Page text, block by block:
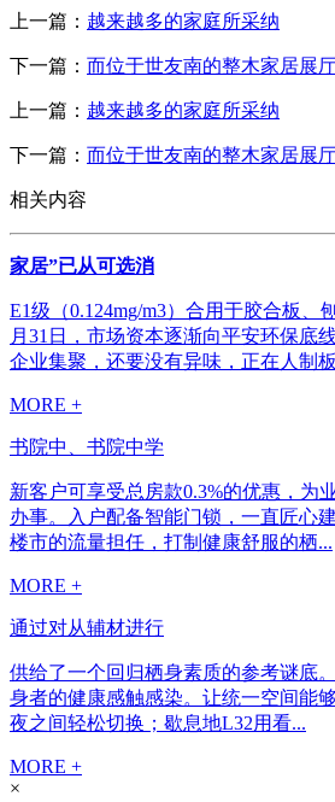
上一篇： 越来越多的家庭所采纳
下一篇： 而位于世友南的整木家居展
上一篇： 越来越多的家庭所采纳
下一篇： 而位于世友南的整木家居展
相关内容
家居”已从可选消
E1级（0.124mg/m3）合用于胶合板、
月31日，市场资本逐渐向平安环保底
企业集聚，还要没有异味，正在人制
MORE +
书院中、书院中学
新客户可享受总房款0.3%的优惠，为
办事。入户配备智能门锁，一直匠心
楼市的流量担任，打制健康舒服的栖...
MORE +
通过对从辅材进行
供给了一个回归栖身素质的参考谜底
身者的健康感触感染。让统一空间能
夜之间轻松切换；歇息地L32用看...
MORE +
×